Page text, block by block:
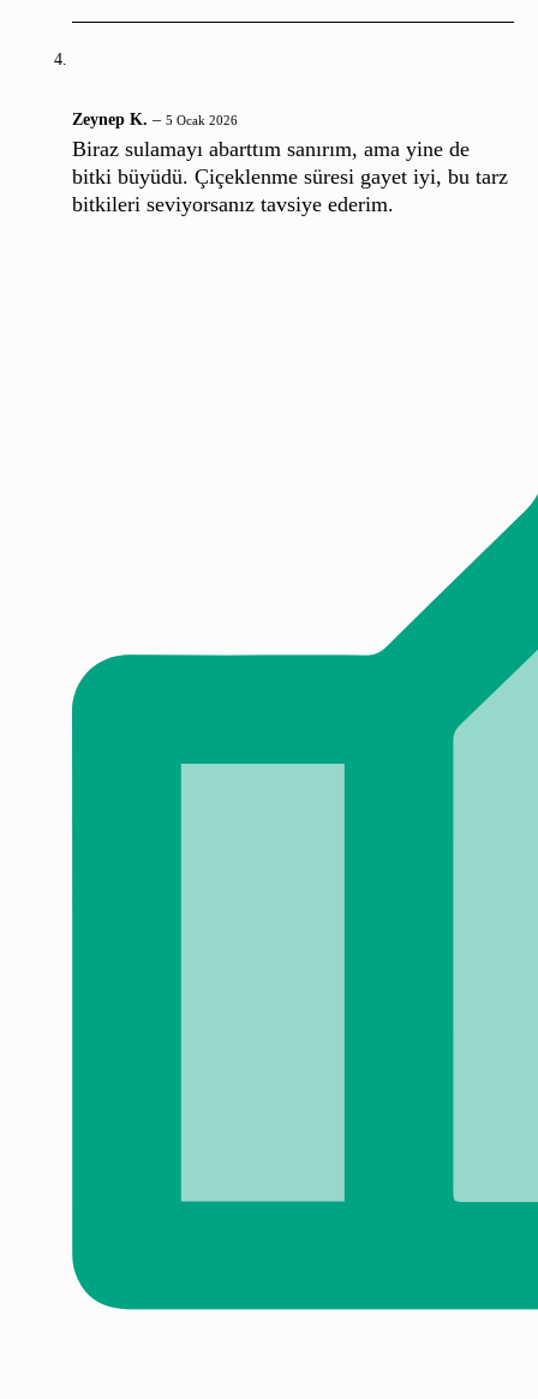
Zeynep K. – 5 Ocak 2026
Biraz sulamayı abarttım sanırım, ama yine de
bitki büyüdü. Çiçeklenme süresi gayet iyi, bu tarz
bitkileri seviyorsanız tavsiye ederim.